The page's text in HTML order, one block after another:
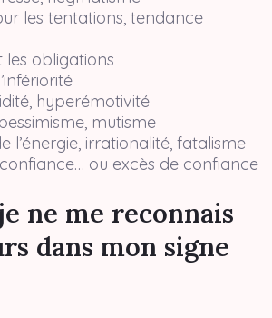
les tentations, tendance
les obligations
hyperémotivité
mutisme
l’énergie, irrationalité, fatalisme
ou excès de confiance
ne me reconnais
dans mon signe